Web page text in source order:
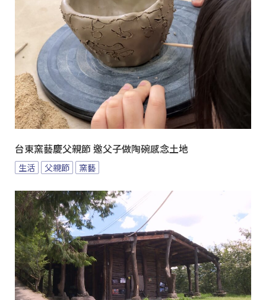
台東窯藝慶父親節 邀父子做陶碗感念土地
生活 父親節 窯藝